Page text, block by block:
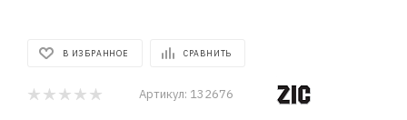
В ИЗБРАННОЕ СРАВНИТЬ
Артикул: 132676